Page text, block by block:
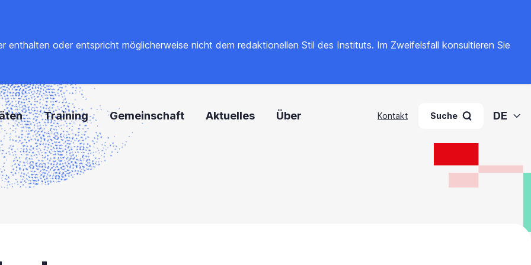
enthalten oder entspricht möglicherweise nicht dem redaktionellen Stil des Instituts. Im Zweifelsfall konsultieren Sie
Training Gemeinschaft Aktuelles Über Kontakt Suche DE